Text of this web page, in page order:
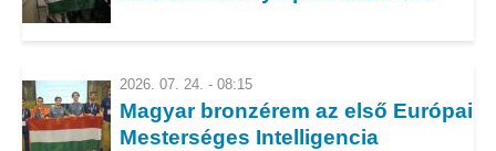
2026. 07. 24. - 08:15
Magyar bronzérem az első Európai
Mesterséges Intelligencia